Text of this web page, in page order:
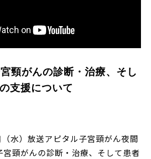
頸がんの診断・治療、そし
支援について
水）放送アピタル子宮頸がん夜間
頸がんの診断・治療、そして患者